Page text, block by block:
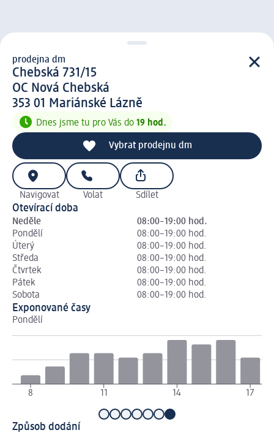
prodejna d m
prodejna dm
Chebská 731/15
OC Nová Chebská
3 5 3 0 1
353 01 Mariánské Lázně
Dnes jsme tu pro Vás do 19 hod.
Vybrat prodejnu dm
Navigovat Volat Sdílet
Otevírací doba
Neděle
08:00–19:00 hod.
Pondělí
08:00–19:00 hod.
Úterý
08:00–19:00 hod.
Středa
08:00–19:00 hod.
Čtvrtek
08:00–19:00 hod.
Pátek
08:00–19:00 hod.
Sobota
08:00–19:00 hod.
Exponované časy
Pondělí
8 11 14 17
Způsob dodání